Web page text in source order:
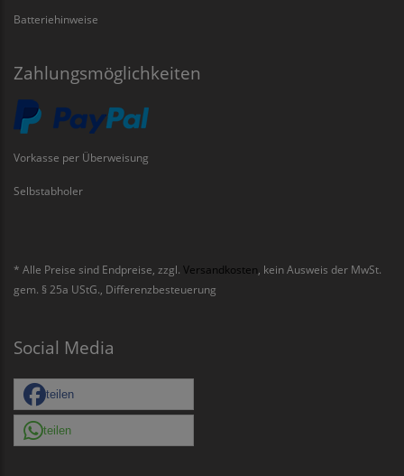
Batteriehinweise
Zahlungsmöglichkeiten
Vorkasse per Überweisung
Selbstabholer
* Alle Preise sind Endpreise, zzgl. Versandkosten , kein Ausweis der MwSt.
gem. § 25a UStG., Differenzbesteuerung
Social Media
teilen
teilen